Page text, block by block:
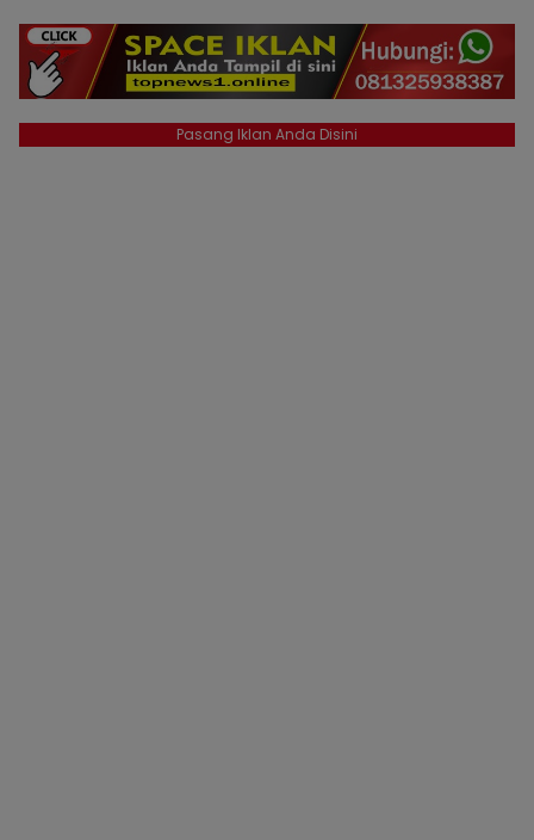
Pasang Iklan Anda Disini